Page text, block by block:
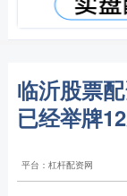
临沂股票
已经举牌
平台：杠杆配资网